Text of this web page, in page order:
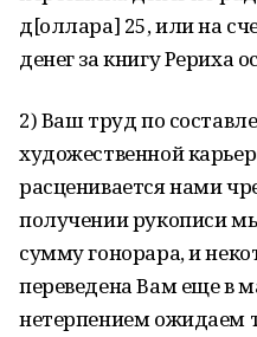
д[оллара] 25, или на
денег за книгу Рериха
2) Ваш труд по
художественной
расценивается нами
получении рукописи
сумму гонорара, и
переведена Вам еще в
нетерпением ожидаем